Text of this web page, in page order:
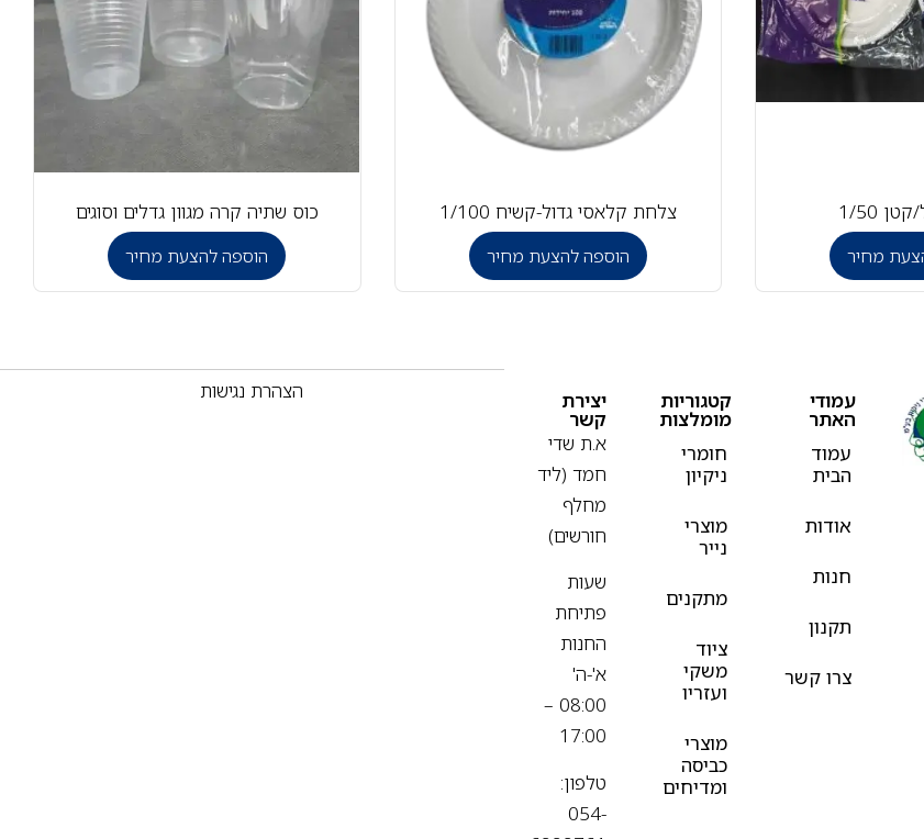
1/50
מחיר
צלחת קלאסי גדול-קשיח 1/100
הוספה להצעת מחיר
כוס שתיה קרה מגוון גדלים וסוגים
הוספה להצעת מחיר
עמודי
האתר
עמוד
הבית
אודות
חנות
תקנון
צרו קשר
קטגוריות
מומלצות
חומרי
ניקיון
מוצרי
נייר
מתקנים
ציוד
משקי
ועזריו
מוצרי
כביסה
ומדיחים
יצירת
קשר
א.ת שדי
חמד (ליד
מחלף
חורשים)
שעות
פתיחת
החנות
א'-ה'
08:00 –
17:00
טלפון:
054-
הצהרת נגישות